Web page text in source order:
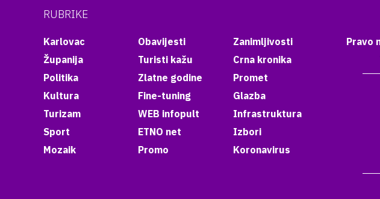
RUBRIKE
Karlovac
Županija
Politika
Kultura
Turizam
Sport
Mozaik
Obavijesti
Turisti kažu
Zlatne godine
Fine-tuning
WEB infopult
ETNO net
Promo
Zanimljivosti
Crna kronika
Promet
Glazba
Infrastruktura
Izbori
Koronavirus
Pravo